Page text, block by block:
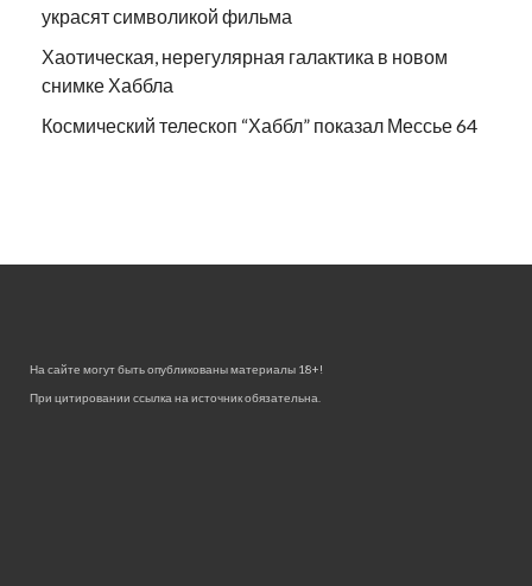
украсят символикой фильма
Хаотическая, нерегулярная галактика в новом
снимке Хаббла
Космический телескоп “Хаббл” показал Мессье 64
На сайте могут быть опубликованы материалы 18+!
При цитировании ссылка на источник обязательна.